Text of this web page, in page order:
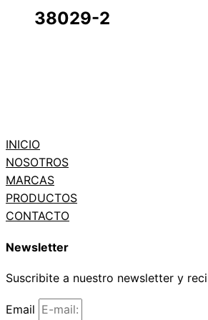
38029-2
INICIO
NOSOTROS
MARCAS
PRODUCTOS
CONTACTO
Newsletter
Suscribite a nuestro newsletter y
Email